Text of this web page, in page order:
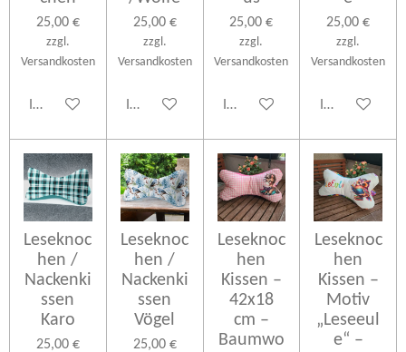
25,00 €
zzgl.
Versandkosten
In den Warenkorb
25,00 €
zzgl.
Versandkosten
In den Warenkorb
25,00 €
zzgl.
Versandkosten
In den Warenkorb
25,00 €
zzgl.
Versandkosten
In den
Leseknoc
hen /
Nackenki
ssen
Karo
25,00 €
Leseknoc
hen /
Nackenki
ssen
Vögel
25,00 €
Leseknoc
hen
Kissen –
42x18
cm –
Baumwo
Leseknoc
hen
Kissen –
Motiv
„Leseeul
e“ –